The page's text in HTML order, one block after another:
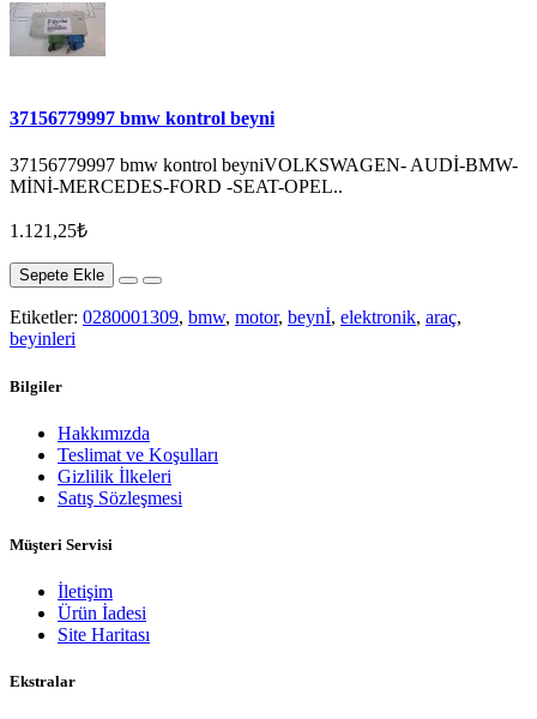
37156779997 bmw kontrol beyni
37156779997 bmw kontrol beyniVOLKSWAGEN- AUDİ-BMW-
MİNİ-MERCEDES-FORD -SEAT-OPEL..
1.121,25₺
Sepete Ekle
Etiketler: 0280001309, bmw, motor, beynİ, elektronik, araç,
beyinleri
Bilgiler
Hakkımızda
Teslimat ve Koşulları
Gizlilik İlkeleri
Satış Sözleşmesi
Müşteri Servisi
İletişim
Ürün İadesi
Site Haritası
Ekstralar